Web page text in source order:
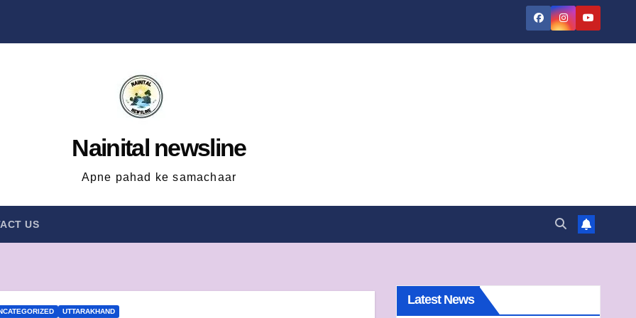
Nainital newsline
Apne pahad ke samachaar
US
UTTARAKHAND
Latest News